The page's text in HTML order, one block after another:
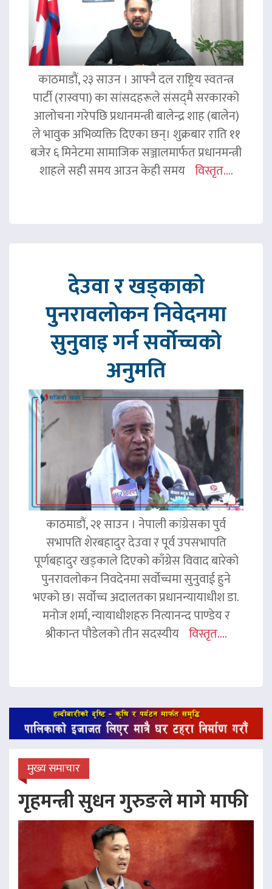
काठमाडौं, २३ साउन । आफ्नै दल राष्ट्रिय स्वतन्त्र
पार्टी (रास्वपा) का सांसदहरूले संसद्‌मै सरकारको
आलोचना गरेपछि प्रधानमन्त्री बालेन्द्र शाह (बालेन)
ले भावुक अभिव्यक्ति दिएका छन्। शुक्रबार राति ११
बजेर ६ मिनेटमा सामाजिक सञ्जालमार्फत प्रधानमन्त्री
शाहले सही समय आउन केही समय विस्तृत....
देउवा र खड्काको
पुनरावलोकन निवेदनमा
सुनुवाइ गर्न सर्वोच्चको
अनुमति
काठमाडौं, २१ साउन । नेपाली कांग्रेसका पुर्व
सभापति शेरबहादुर देउवा र पूर्व उपसभापति
पूर्णबहादुर खड्काले दिएको काँग्रेस विवाद बारेको
पुनरावलोकन निवदेनमा सर्वोच्चमा सुनुवाई हुने
भएको छ। सर्वोच्च अदालतका प्रधानन्यायाधीश डा.
मनोज शर्मा, न्यायाधीशहरु नित्यानन्द पाण्डेय र
श्रीकान्त पौडेलको तीन सदस्यीय विस्तृत....
मुख्य समाचार
गृहमन्त्री सुधन गुरुङले मागे माफी